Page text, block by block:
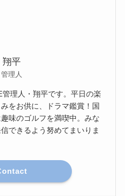
翔平
管理人
理人・翔平です。平日の楽
をお供に、ドラマ鑑賞！国
味のゴルフを満喫中。みな
できるよう努めてまいりま